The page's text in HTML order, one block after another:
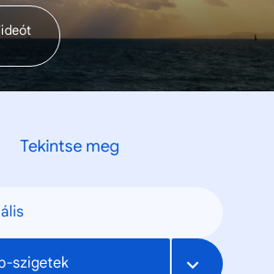
Tekintse meg
szigetek